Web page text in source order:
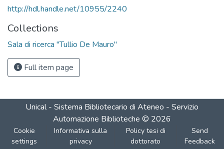
http://hdl.handle.net/10955/2240
Collections
Sala di ricerca "Tullio De Mauro"
Full item page
Unical - Sistema Bibliotecario di Ateneo - Servizio
Automazione Biblioteche © 2026
Cookie
settings
Informativa sulla
privacy
Policy tesi di
dottorato
Send
Feedback